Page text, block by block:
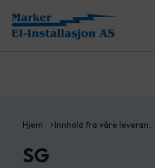
Hjem Innhold fra våre leveran…
SG